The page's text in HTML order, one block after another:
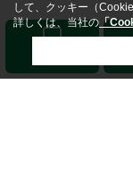
して、クッキー（
詳しくは、当社の 「